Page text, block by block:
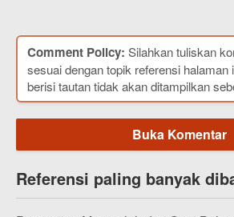
Comment Policy: Silahkan tuliskan
sesuai dengan topik referensi halaman
berisi tautan tidak akan ditampilkan
Buka Komentar
Referensi paling banyak